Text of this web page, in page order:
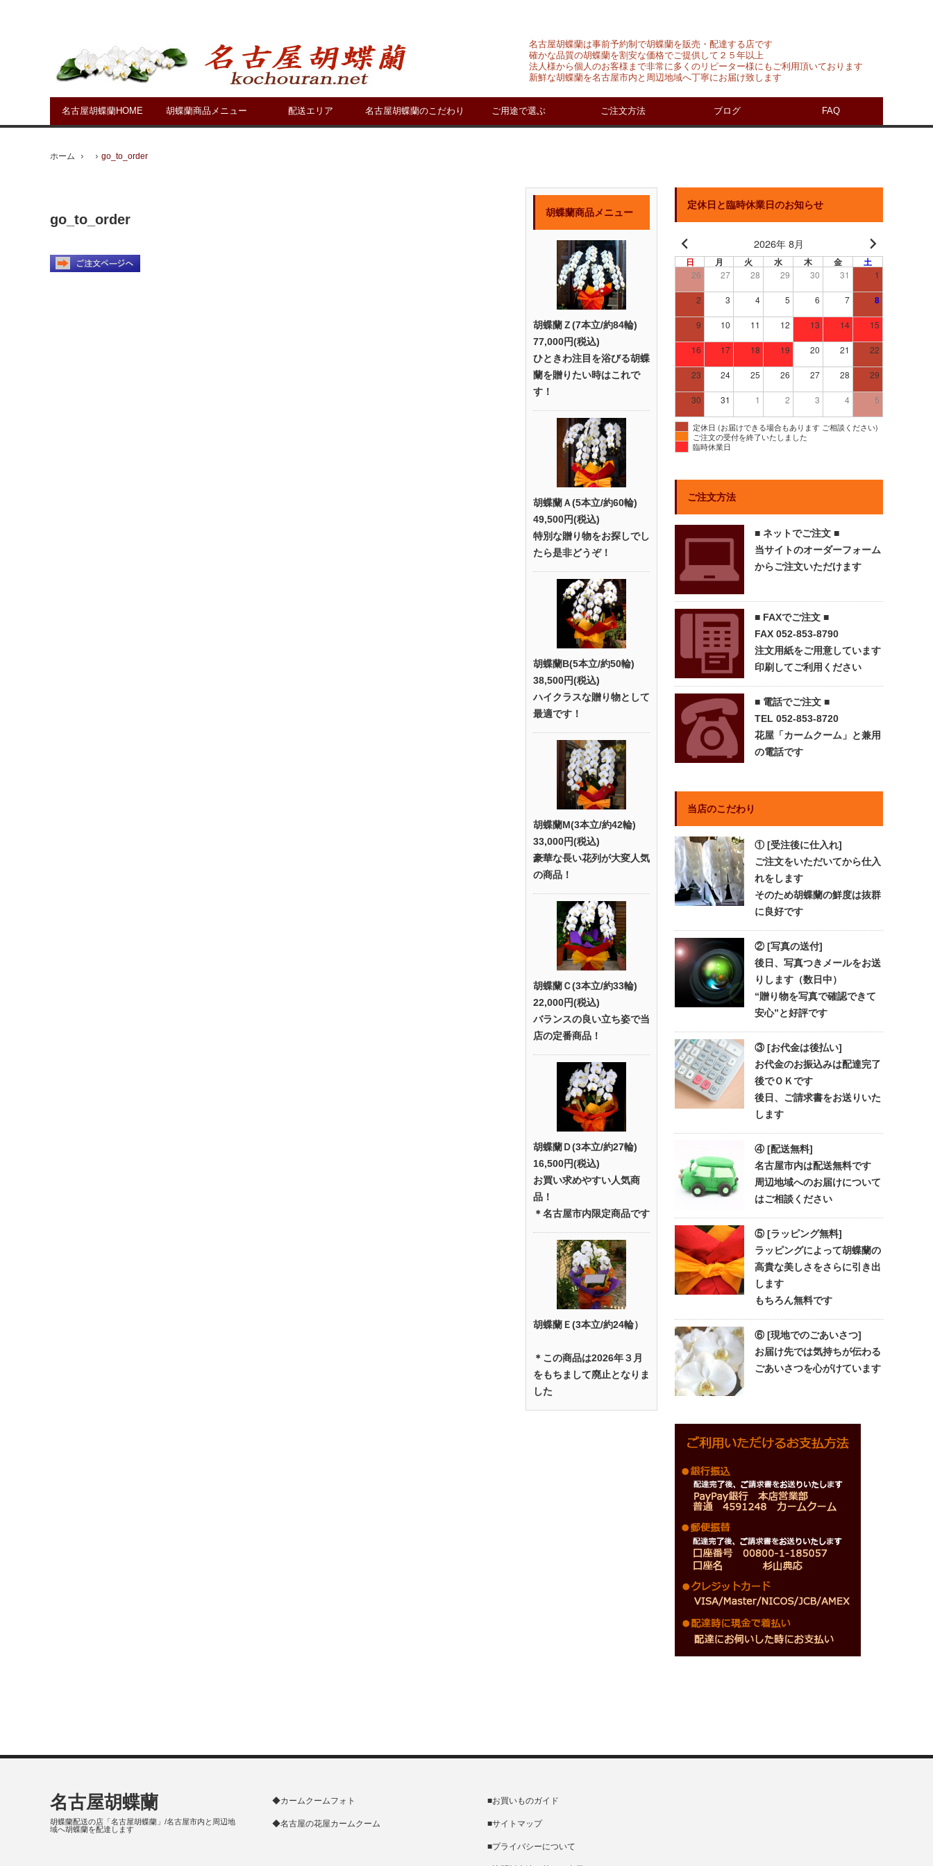
名古屋胡蝶蘭HOME 胡蝶蘭商品メニュー 配送エリア 名古屋胡蝶蘭のこだわり ご用途で選ぶ ご注文方法 ブログ FAQ
名古屋胡蝶蘭は事前予約制で胡蝶蘭を販売・配達する店です
確かな品質の胡蝶蘭を割安な価格でご提供して２５年以上
法人様から個人のお客様まで非常に多くのリピーター様にもご利用頂いております
新鮮な胡蝶蘭を名古屋市内と周辺地域へ丁寧にお届け致します
ホーム go_to_order
go_to_order 胡蝶蘭商品メニュー
胡蝶蘭Ｚ(7本立/約84輪)
77,000円(税込)
ひときわ注目を浴びる胡蝶
蘭を贈りたい時はこれで
す！
胡蝶蘭Ａ(5本立/約60輪)
49,500円(税込)
特別な贈り物をお探しでし
たら是非どうぞ！
胡蝶蘭B(5本立/約50輪)
38,500円(税込)
ハイクラスな贈り物として
最適です！
胡蝶蘭M(3本立/約42輪)
33,000円(税込)
豪華な長い花列が大変人気
の商品！
胡蝶蘭Ｃ(3本立/約33輪)
22,000円(税込)
バランスの良い立ち姿で当
店の定番商品！
胡蝶蘭Ｄ(3本立/約27輪)
16,500円(税込)
お買い求めやすい人気商
品！
＊名古屋市内限定商品です
胡蝶蘭Ｅ(3本立/約24輪）
＊この商品は2026年３月
をもちまして廃止となりま
した
定休日と臨時休業日のお知らせ
2026年 8月
日 月 火 水 木 金 土
26 27 28 29 30 31 1
2 3 4 5 6 7 8
9 10 11 12 13 14 15
16 17 18 19 20 21 22
23 24 25 26 27 28 29
30 31 1 2 3 4 5
定休日 (お届けできる場合もあります ご相談ください)
ご注文の受付を終了いたしました
臨時休業日
ご注文方法
■ ネットでご注文 ■
当サイトのオーダーフォーム
からご注文いただけます
■ FAXでご注文 ■
FAX 052-853-8790
注文用紙をご用意しています
印刷してご利用ください
■ 電話でご注文 ■
TEL 052-853-8720
花屋「カームクーム」と兼用
の電話です
当店のこだわり
① [受注後に仕入れ]
ご注文をいただいてから仕入
れをします
そのため胡蝶蘭の鮮度は抜群
に良好です
② [写真の送付]
後日、写真つきメールをお送
りします（数日中）
“贈り物を写真で確認できて
安心”と好評です
③ [お代金は後払い]
お代金のお振込みは配達完了
後でＯＫです
後日、ご請求書をお送りいた
します
④ [配送無料]
名古屋市内は配送無料です
周辺地域へのお届けについて
はご相談ください
⑤ [ラッピング無料]
ラッピングによって胡蝶蘭の
高貴な美しさをさらに引き出
します
もちろん無料です
⑥ [現地でのごあいさつ]
お届け先では気持ちが伝わる
ごあいさつを心がけています
◆カームクームフォト
◆名古屋の花屋カームクーム
■お買いものガイド
■サイトマップ
■プライバシーについて
名古屋胡蝶蘭
胡蝶蘭配送の店「名古屋胡蝶蘭」/名古屋市内と周辺地
域へ胡蝶蘭を配達します